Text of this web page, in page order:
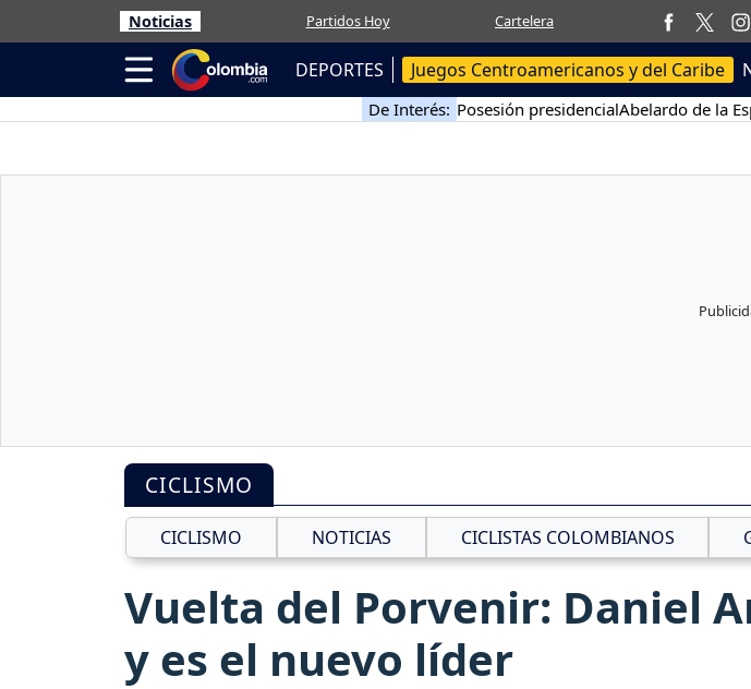
Noticias Partidos Hoy Cartelera
DEPORTES Juegos Centroamericanos y del Caribe
De Interés: Posesión presidencialAbelardo de la
CICLISMO
CICLISMO NOTICIAS CICLISTAS COLOMBIANOS
Vuelta del Porvenir: Daniel
y es el nuevo líder